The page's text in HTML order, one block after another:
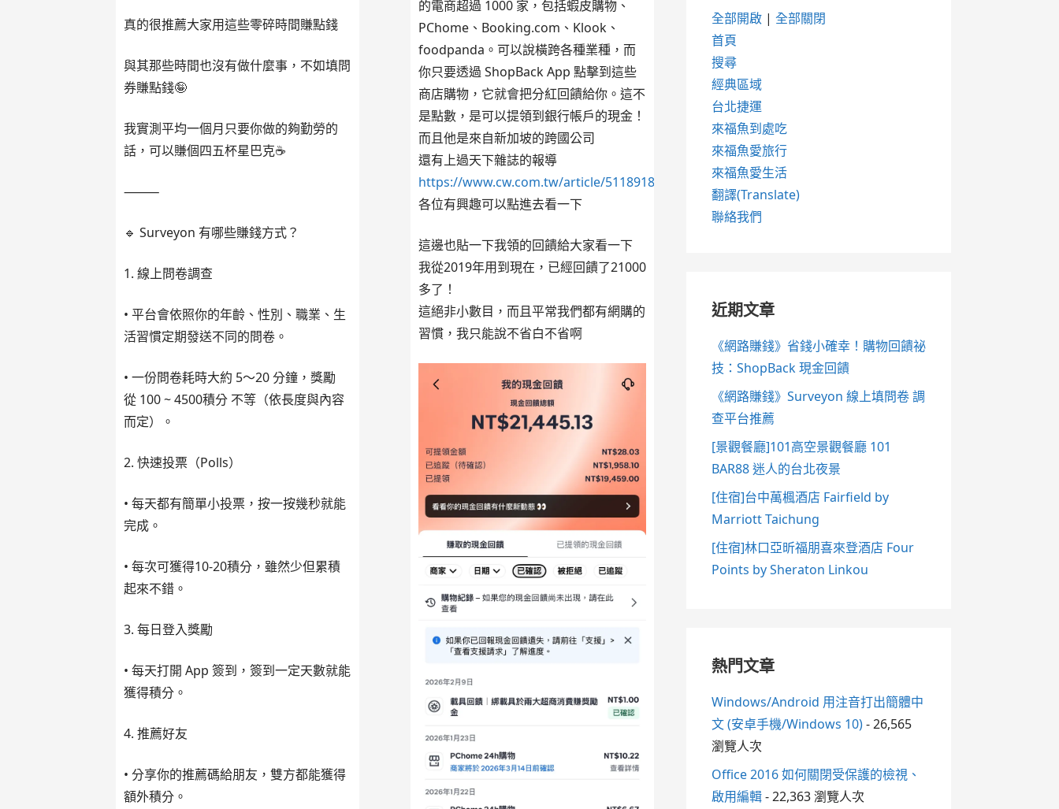
的電商超過 1000 家，包括蝦皮購物、
PChome、Booking.com、Klook、
foodpanda。可以說橫跨各種業種，而
你只要透過 ShopBack App 點擊到這些
商店購物，它就會把分紅回饋給你。這不
是點數，是可以提領到銀行帳戶的現金！
而且他是來自新加坡的跨國公司
還有上過天下雜誌的報導
https://www.cw.com.tw/article/5118918
各位有興趣可以點進去看一下
這邊也貼一下我領的回饋給大家看一下
我從2019年用到現在，已經回饋了21000
多了！
這絕非小數目，而且平常我們都有網購的
習慣，我只能說不省白不省啊
真的很推薦大家用這些零碎時間賺點錢
與其那些時間也沒有做什麼事，不如填問
券賺點錢🤪
我實測平均一個月只要你做的夠勤勞的
話，可以賺個四五杯星巴克☕️
⸻
🔹 Surveyon 有哪些賺錢方式？
1. 線上問卷調查
• 平台會依照你的年齡、性別、職業、生
活習慣定期發送不同的問卷。
• 一份問卷耗時大約 5～20 分鐘，獎勵
從 100 ~ 4500積分 不等（依長度與內容
而定）。
2. 快速投票（Polls）
• 每天都有簡單小投票，按一按幾秒就能
完成。
• 每次可獲得10-20積分，雖然少但累積
起來不錯。
3. 每日登入獎勵
• 每天打開 App 簽到，簽到一定天數就能
獲得積分。
4. 推薦好友
• 分享你的推薦碼給朋友，雙方都能獲得
額外積分。
全部開啟| 全部關閉
首頁
搜尋
經典區域
台北捷運
來福魚到處吃
來福魚愛旅行
來福魚愛生活
翻譯(Translate)
聯絡我們
近期文章
《網路賺錢》省錢小確幸！購物回饋祕
技：ShopBack 現金回饋
《網路賺錢》Surveyon 線上填問卷 調
查平台推薦
[景觀餐廳]101高空景觀餐廳 101
BAR88 迷人的台北夜景
[住宿]台中萬楓酒店 Fairfield by
Marriott Taichung
[住宿]林口亞昕福朋喜來登酒店 Four
Points by Sheraton Linkou
熱門文章
Windows/Android 用注音打出簡體中
文 (安卓手機/Windows 10)- 26,565
瀏覽人次
Office 2016 如何關閉受保護的檢視、
啟用編輯- 22,363 瀏覽人次